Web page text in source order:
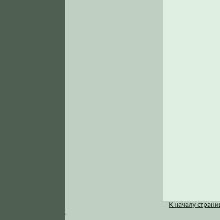
.
К началу